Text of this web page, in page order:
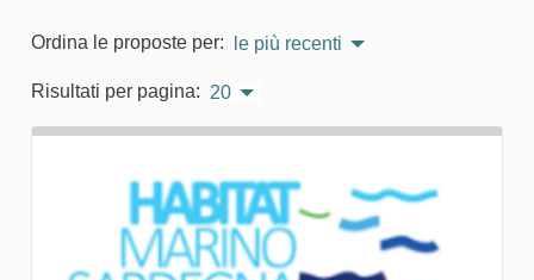
Ordina le proposte per: le più recenti
Risultati per pagina: 20